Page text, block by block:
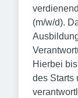
(m/w/d).
Hierbei
des Starts